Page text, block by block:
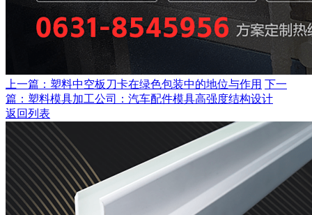
上一篇：塑料中空板刀卡在绿色包装中的地位与作用 下一
篇：塑料模具加工公司：汽车配件模具高强度结构设计
返回列表